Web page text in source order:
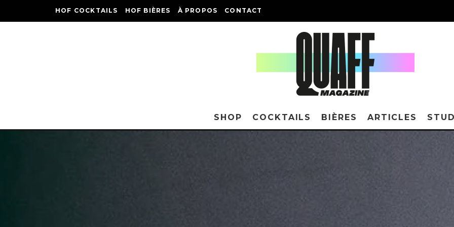
HOF COCKTAILS HOF BIÈRES À PROPOS CONTACT
SHOP COCKTAILS BIÈRES ARTICLES